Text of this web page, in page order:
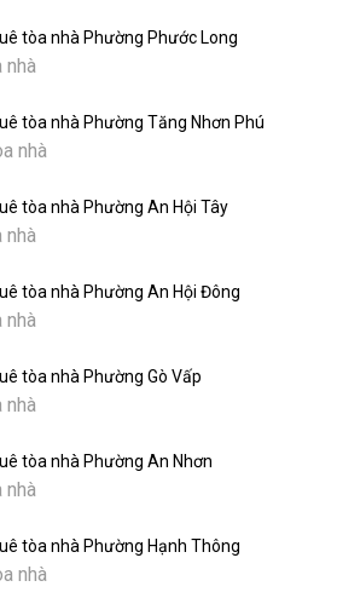
tòa nhà Phường Phước Long
nhà
tòa nhà Phường Tăng Nhơn Phú
nhà
tòa nhà Phường An Hội Tây
nhà
tòa nhà Phường An Hội Đông
nhà
tòa nhà Phường Gò Vấp
nhà
tòa nhà Phường An Nhơn
nhà
tòa nhà Phường Hạnh Thông
nhà